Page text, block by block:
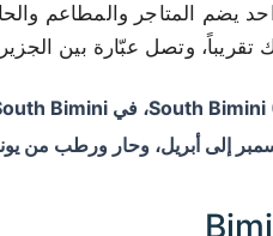
إلى أبريل، وحار ورطب من